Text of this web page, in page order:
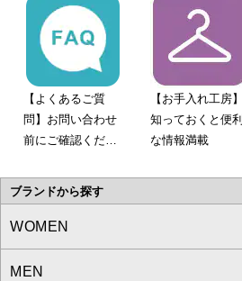
【よくあるご質
問】お問い合わせ
前にご確認くださ
【お手入れ工房】
知っておくと便利
な情報満載
ブランドから探す
WOMEN
a.v.v
MEN